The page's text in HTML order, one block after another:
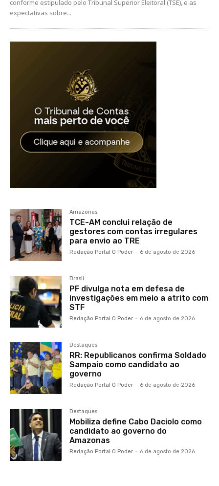
conforme estipulado pelo Tribunal Superior Eleitoral (TSE), e as
expectativas sobre...
Amazonas
TCE-AM conclui relação de
gestores com contas irregulares
para envio ao TRE
Redação Portal O Poder - 6 de agosto de 2026
Brasil
PF divulga nota em defesa de
investigações em meio a atrito com
STF
Redação Portal O Poder - 6 de agosto de 2026
Destaques
RR: Republicanos confirma Soldado
Sampaio como candidato ao
governo
Redação Portal O Poder - 6 de agosto de 2026
Destaques
Mobiliza define Cabo Daciolo como
candidato ao governo do
Amazonas
Redação Portal O Poder - 6 de agosto de 2026